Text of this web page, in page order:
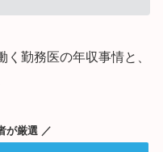
勤務医の年収事情と、
が厳選 ／